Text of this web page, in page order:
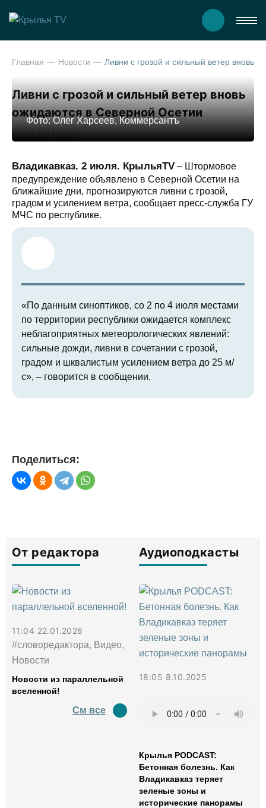
Главная Новости
Ливни с грозой и сильный ветер вновь
ожидаются в Северной Осетии
12:29 2.07.2025
Фото: Олег Харсеев, Коммерсантъ
Владикавказ. 2 июля. КрыльяTV – Штормовое
предупреждение объявлено в Северной Осетии на
ближайшие дни, прогнозируются ливни с грозой,
градом и усилением ветра, сообщает пресс-служба ГУ
МЧС по республике.
«По данным синоптиков, со 2 по 4 июля местами
по территории республики ожидается комплекс
неблагоприятных метеорологических явлений:
сильные дожди, ливни в сочетании с грозой,
градом и шквалистым усилением ветра до 25 м/
с», – говорится в сообщении.
Поделиться:
От редактора
11:04 22.01.2026
#словоредактора, Видео,
Новости
Новости из параллельной
вселенной!
См все
Аудиоподкасты
18:05 8.10.2025
Крылья PODCAST:
Бетонная болезнь. Как
Владикавказ теряет
зеленые зоны и
исторические панорамы